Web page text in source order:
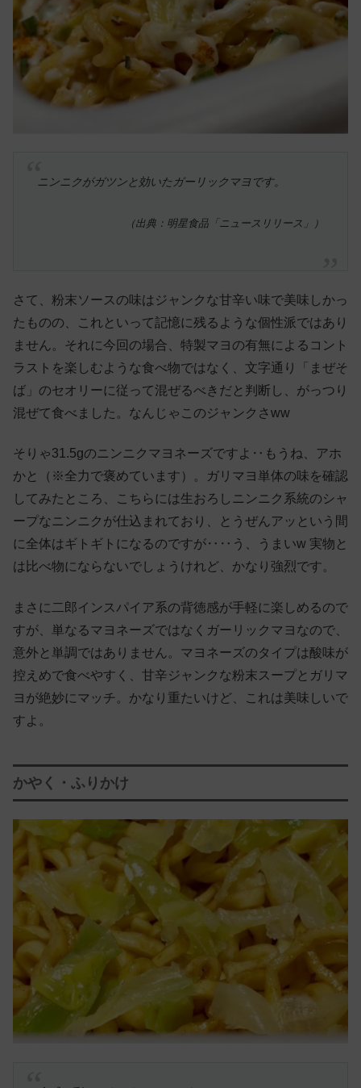
ニンニクがガツンと効いたガーリックマヨです。
（出典：明星食品「ニュースリリース」）
さて、粉末ソースの味はジャンクな甘辛い味で美味しかっ
たものの、これといって記憶に残るような個性派ではあり
ません。それに今回の場合、特製マヨの有無によるコント
ラストを楽しむような食べ物ではなく、文字通り「まぜそ
ば」のセオリーに従って混ぜるべきだと判断し、がっつり
混ぜて食べました。なんじゃこのジャンクさww
そりゃ31.5gのニンニクマヨネーズですよ‥もうね、アホ
かと（※全力で褒めています）。ガリマヨ単体の味を確認
してみたところ、こちらには生おろしニンニク系統のシャ
ープなニンニクが仕込まれており、とうぜんアッという間
に全体はギトギトになるのですが‥‥う、うまいw 実物と
は比べ物にならないでしょうけれど、かなり強烈です。
まさに二郎インスパイア系の背徳感が手軽に楽しめるので
すが、単なるマヨネーズではなくガーリックマヨなので、
意外と単調ではありません。マヨネーズのタイプは酸味が
控えめで食べやすく、甘辛ジャンクな粉末スープとガリマ
ヨが絶妙にマッチ。かなり重たいけど、これは美味しいで
すよ。
かやく・ふりかけ